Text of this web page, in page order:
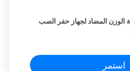
الوزن المضاد لجهاز حفر الصب
استمر